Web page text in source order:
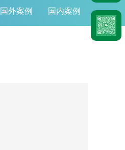
国内案例
国外案例